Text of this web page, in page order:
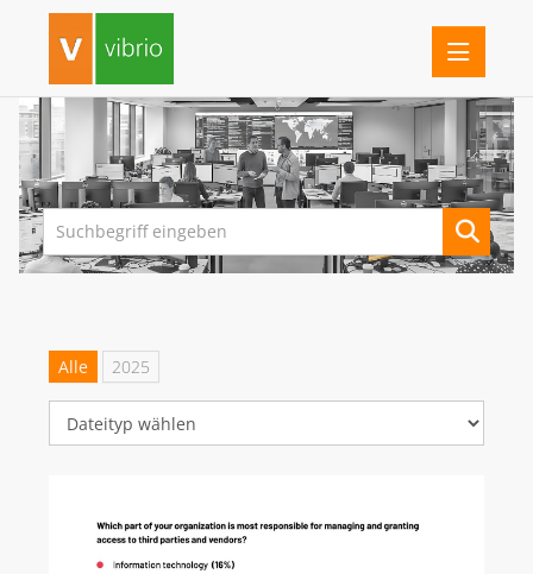
PRESSEINFORMATIONEN
FERRARI ELECTRONIC
G DATA
LANCOM SYSTEMS (AB 1.7.26 ROHDE & SCHWARZ NC)
ROHDE & SCHWARZ NETWORKS AND CYBERSECURITY
SEH COMPUTERTECHNIK
Alle 2025